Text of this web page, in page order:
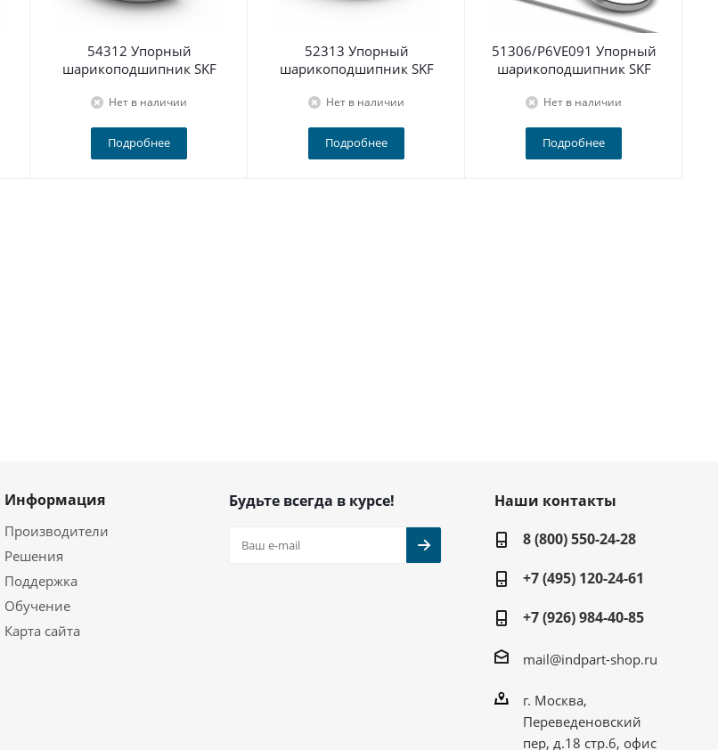
54312 Упорный
шарикоподшипник SKF
Нет в наличии
Подробнее
52313 Упорный
шарикоподшипник SKF
Нет в наличии
Подробнее
51306/P6VE091 Упорный
шарикоподшипник SKF
Нет в наличии
Подробнее
Информация
Производители
Решения
Поддержка
Обучение
Карта сайта
Будьте всегда в курсе!
Наши контакты
8 (800) 550-24-28
+7 (495) 120-24-61
+7 (926) 984-40-85
mail@indpart-shop.ru
г. Москва,
Переведеновский
пер, д.18 стр.6, офис